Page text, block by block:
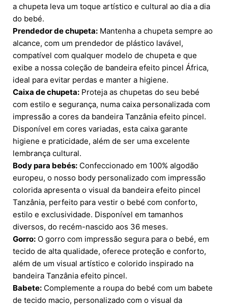
a chupeta leva um toque artístico e cultural ao dia a dia
do bebé.
Prendedor de chupeta: Mantenha a chupeta sempre ao
alcance, com um prendedor de plástico lavável,
compatível com qualquer modelo de chupeta e que
exibe a nossa coleção de bandeira efeito pincel África,
ideal para evitar perdas e manter a higiene.
Caixa de chupeta: Proteja as chupetas do seu bebé
com estilo e segurança, numa caixa personalizada com
impressão a cores da bandeira Tanzânia efeito pincel.
Disponível em cores variadas, esta caixa garante
higiene e praticidade, além de ser uma excelente
lembrança cultural.
Body para bebés: Confeccionado em 100% algodão
europeu, o nosso body personalizado com impressão
colorida apresenta o visual da bandeira efeito pincel
Tanzânia, perfeito para vestir o bebé com conforto,
estilo e exclusividade. Disponível em tamanhos
diversos, do recém-nascido aos 36 meses.
Gorro: O gorro com impressão segura para o bebé, em
tecido de alta qualidade, oferece proteção e conforto,
além de um visual artístico e colorido inspirado na
bandeira Tanzânia efeito pincel.
Babete: Complemente a roupa do bebé com um babete
de tecido macio, personalizado com o visual da